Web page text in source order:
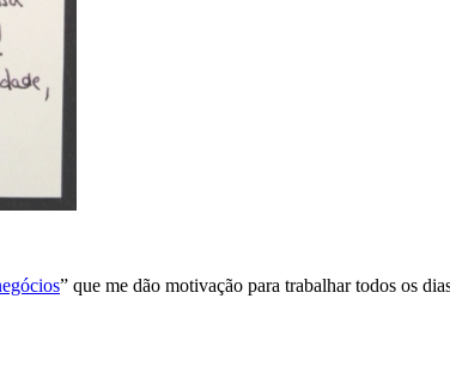
” que me dão motivação para trabalhar todos os